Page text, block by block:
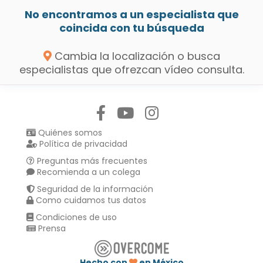
No encontramos a un especialista que
coincida con tu búsqueda
Cambia la localización o busca
especialistas que ofrezcan vídeo consulta.
Quiénes somos
Política de privacidad
Preguntas más frecuentes
Recomienda a un colega
Seguridad de la información
Como cuidamos tus datos
Condiciones de uso
Prensa